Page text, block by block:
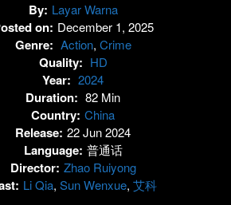
By: Layar Warna
on: December 1, 2025
Genre: Action, Crime
Quality: HD
Year: 2024
Duration: 82 Min
Country: China
Release: 22 Jun 2024
Language: 普通话
Director: Zhao Ruiyong
Li Qia, Sun Wenxue, 艾科